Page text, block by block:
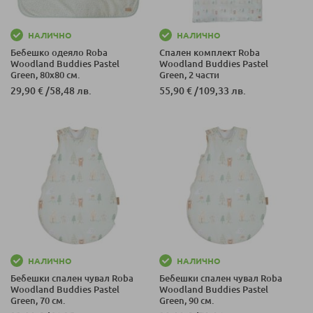
НАЛИЧНО
Бебешко одеяло Roba
Woodland Buddies Pastel
Green, 80х80 см.
29,90 €/58,48 лв.
НАЛИЧНО
Спален комплект Roba
Woodland Buddies Pastel
Green, 2 части
55,90 €/109,33 лв.
НАЛИЧНО
Бебешки спален чувал Roba
Woodland Buddies Pastel
Green, 70 см.
НАЛИЧНО
Бебешки спален чувал Roba
Woodland Buddies Pastel
Green, 90 см.